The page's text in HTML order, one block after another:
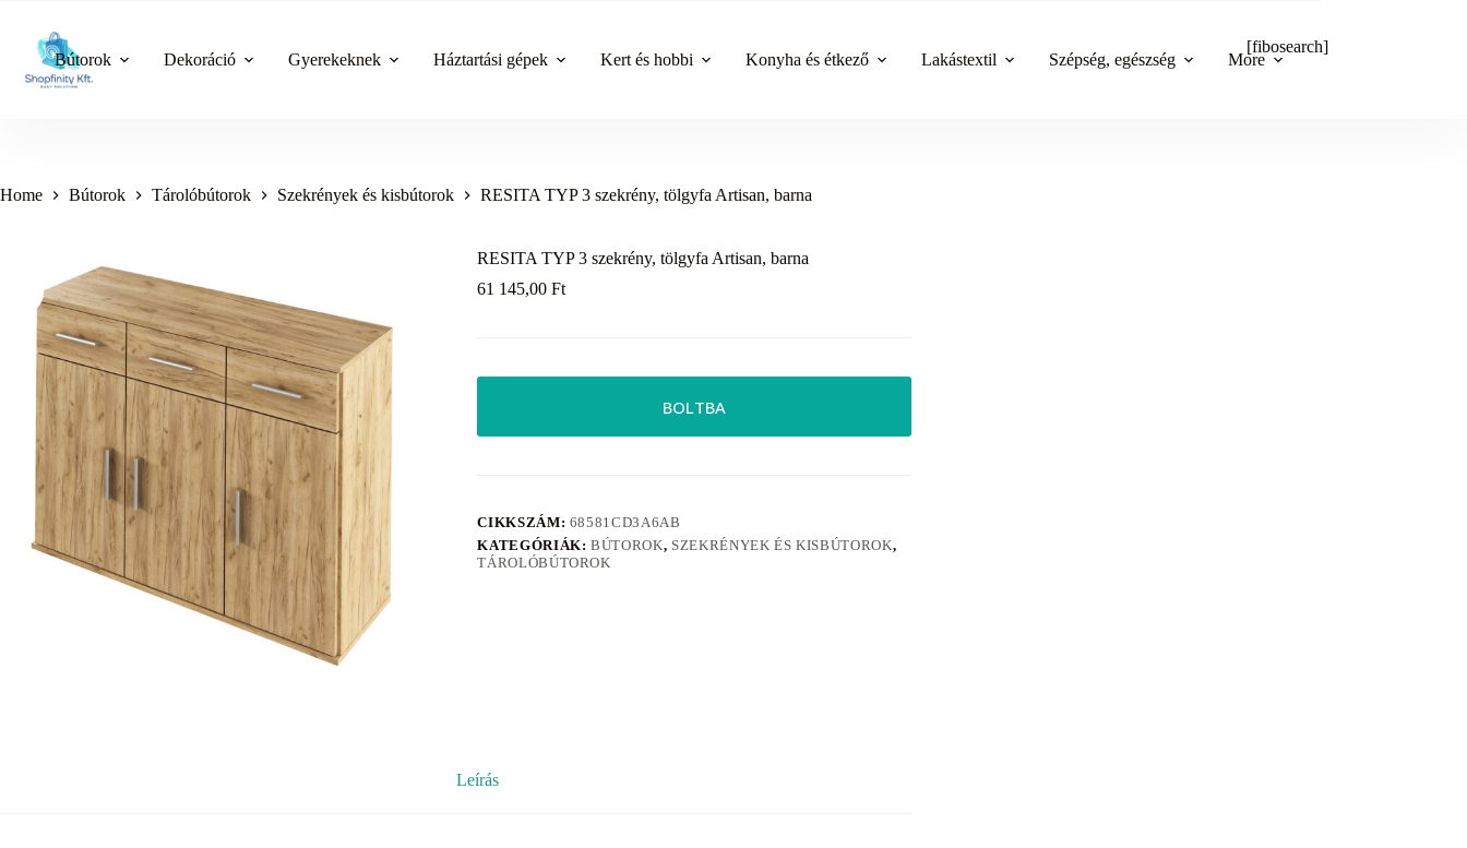
content
Bútorok Dekoráció Gyerekeknek Háztartási gépek Kert és hobbi Konyha és étkező Lakástextil Szépség, egészség More
[fibosearch]
Home Bútorok Tárolóbútorok Szekrények és kisbútorok RESITA TYP 3 szekrény, tölgyfa Artisan, barna
RESITA TYP 3 szekrény, tölgyfa Artisan, barna
61 145,00Ft
BOLTBA
CIKKSZÁM: 68581CD3A6AB
KATEGÓRIÁK:BÚTOROK, SZEKRÉNYEK ÉS KISBÚTOROK,
TÁROLÓBÚTOROK
Leírás